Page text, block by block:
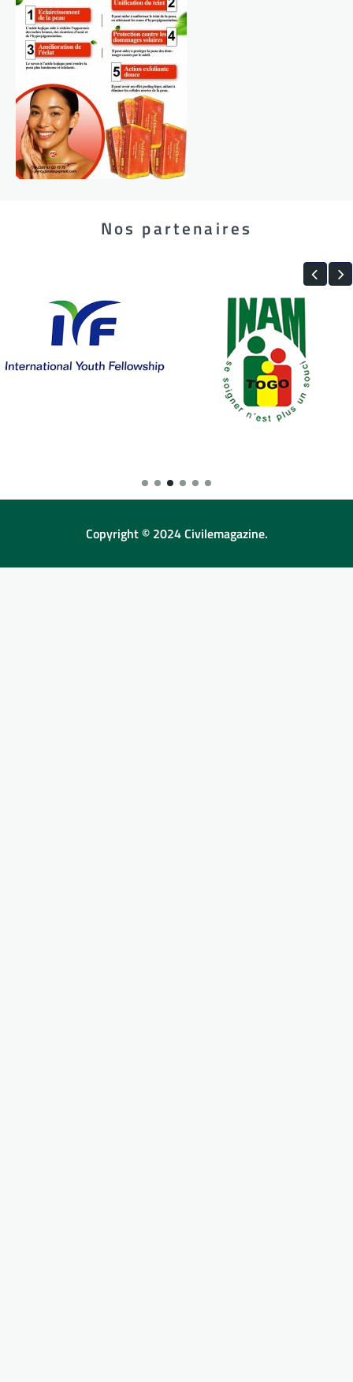
Nos partenaires
Copyright © 2024 Civilemagazine.